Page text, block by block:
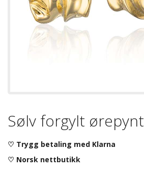
Sølv forgylt ørepynt
♡ Trygg betaling med Klarna
♡ Norsk nettbutikk